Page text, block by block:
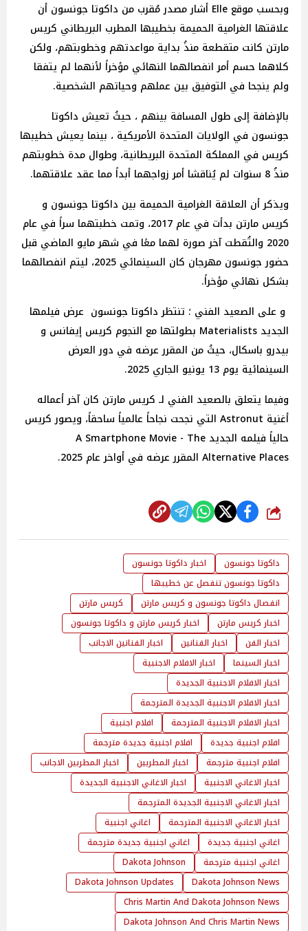
وبحسب موقع Elle أشار مصدر مُقرب من داكوتا جونسون أن
علاقتها الغرامية الحميمة بخطيبها المطرب البريطاني كريس
مارتن كانت متقطعة منذُ بداية مواعدتهم وخطوبتهم، ولكن
كلاهما حسم أمر انفصالهما النهائي مؤخراً لأنهما لم يتفقا
ولم ينجحا في التوفيق بين عملهم وحياتهم الشخصية.
بالإضافة إلى طول المسافة بينهم ، حيثُ تعيش داكوتا
جونسون في الولايات المتحدة الأمريكية ، بينما يعيش خطيبها
كريس في المملكة المتحدة البريطانية، وطوال مدة خطوبتهم
منذُ 8 سنوات لم يُناقشا أمر زواجهما أبداً مما عقد علاقتهما.
ويذكر أن العلاقة الغرامية الحميمة بين داكوتا جونسون و
كريس مارتن بدأت في عام 2017، وتمت خطبتهما سراً في عام
2020 والتُقطت آخر صورة لهما معًا في شهر مايو الماضي قبل
حضور جونسون مهرجان كان السينمائي 2025، ليتم انفصالهما
بشكل نهائي مؤخراً.
و على الصعيد الفني ؛ تنتظر داكوتا جونسون عرض فيلمها
الجديد Materialists بطولتها مع النجوم كريس إيفانس و
بيدرو باسكال، حيثُ من المقرر عرضه في دور العرض
السينمائية يوم 13 يونيو الجاري 2025.
وفيما يتعلق بالصعيد الفني لـ كريس مارتن كان آخر أعماله
أغنية Astronut التي نجحت نجاحاً عالمياً ساحقاً، ويصور كريس
حالياً فيلمه الجديد A Smartphone Movie - The
Alternative Places المقرر عرضه في أواخر عام 2025.
شارك
داكوتا جونسون
اخبار داكوتا جونسون
داكوتا جونسون تنفصل عن خطيبها
انفصال داكوتا جونسون و كريس مارتن
كريس مارتن
اخبار كريس مارتن
اخبار كريس مارتن و داكوتا جونسون
اخبار الفن
اخبار الفنانين
اخبار الفنانين الاجانب
اخبار السينما
اخبار الافلام الاجنبية
اخبار الافلام الاجنبية الجديدة
اخبار الافلام الاجنبية الجديدة المترجمة
اخبار الافلام الاجنبية المترجمة
افلام اجنبية
افلام اجنبية جديدة
افلام اجنبية جديدة مترجمة
افلام اجنبية مترجمة
اخبار المطربين
اخبار المطربين الاجانب
اخبار الاغاني الاجنبية
اخبار الاغاني الاجنبية الجديدة
اخبار الاغاني الاجنبية الجديدة المترجمة
اخبار الاغاني الاجنبية المترجمة
اغاني اجنبية
اغاني اجنبية جديدة
اغاني اجنبية جديدة مترجمة
اغاني اجنبية مترجمة
Dakota Johnson
Dakota Johnson News
Dakota Johnson Updates
Chris Martin And Dakota Johnson News
Dakota Johnson And Chris Martin News